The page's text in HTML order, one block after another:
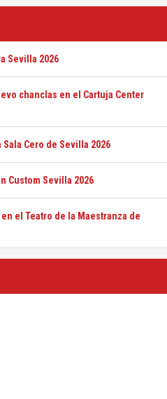
Sevilla 2026
chanclas en el Cartuja Center
Cero de Sevilla 2026
Custom Sevilla 2026
el Teatro de la Maestranza de